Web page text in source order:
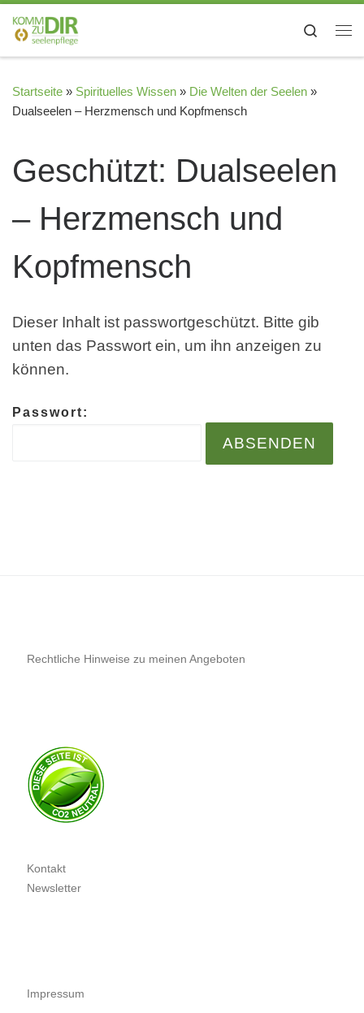
Zum Inhalt springen
Search
Startseite » Spirituelles Wissen » Die Welten der Seelen »
Dualseelen – Herzmensch und Kopfmensch
Geschützt: Dualseelen
– Herzmensch und
Kopfmensch
Dieser Inhalt ist passwortgeschützt. Bitte gib
unten das Passwort ein, um ihn anzeigen zu
können.
Passwort:
Rechtliche Hinweise zu meinen Angeboten
Kontakt
Newsletter
Impressum